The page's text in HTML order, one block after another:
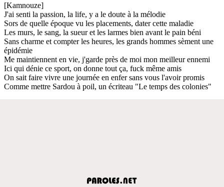
[Kamnouze]
J'ai senti la passion, la life, y a le doute à la mélodie
Sors de quelle époque vu les placements, dater cette maladie
Les murs, le sang, la sueur et les larmes bien avant le pain béni
Sans charme et compter les heures, les grands hommes sèment une
épidémie
Me maintiennent en vie, j'garde près de moi mon meilleur ennemi
Ici qui dénie ce sport, on donne tout ça, fuck même amis
On sait faire vivre une journée en enfer sans vous l'avoir promis
Comme mettre Sardou à poil, un écriteau "Le temps des colonies"